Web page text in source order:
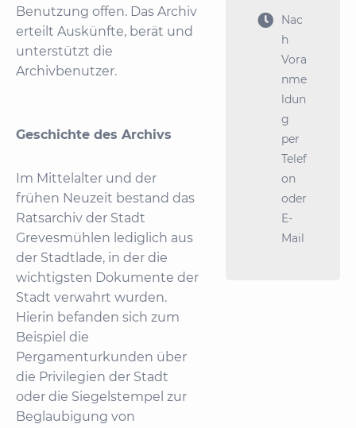
Benutzung offen. Das Archiv
erteilt Auskünfte, berät und
unterstützt die
Archivbenutzer.
Geschichte des Archivs
Im Mittelalter und der
frühen Neuzeit bestand das
Ratsarchiv der Stadt
Grevesmühlen lediglich aus
der Stadtlade, in der die
wichtigsten Dokumente der
Stadt verwahrt wurden.
Hierin befanden sich zum
Beispiel die
Pergamenturkunden über
die Privilegien der Stadt
oder die Siegelstempel zur
Beglaubigung von

Nac
h
Vora
nme
ldun
g
per
Telef
on
oder
E-
Mail